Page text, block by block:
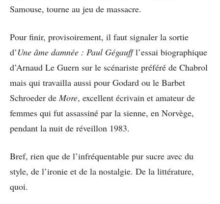
Samouse, tourne au jeu de massacre.
Pour finir, provisoirement, il faut signaler la sortie
d’Une âme damnée : Paul Gégauffl’essai biographique
d’Arnaud Le Guern sur le scénariste préféré de Chabrol
mais qui travailla aussi pour Godard ou le Barbet
Schroeder deMore, excellent écrivain et amateur de
femmes qui fut assassiné par la sienne, en Norvège,
pendant la nuit de réveillon 1983.
Bref, rien que de l’infréquentable pur sucre avec du
style, de l’ironie et de la nostalgie. De la littérature,
quoi.